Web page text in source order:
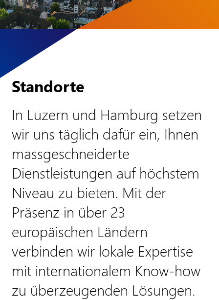
Standorte
In Luzern und Hamburg setzen
wir uns täglich dafür ein, Ihnen
massgeschneiderte
Dienstleistungen auf höchstem
Niveau zu bieten. Mit der
Präsenz in über 23
europäischen Ländern
verbinden wir lokale Expertise
mit internationalem Know-how
zu überzeugenden Lösungen.